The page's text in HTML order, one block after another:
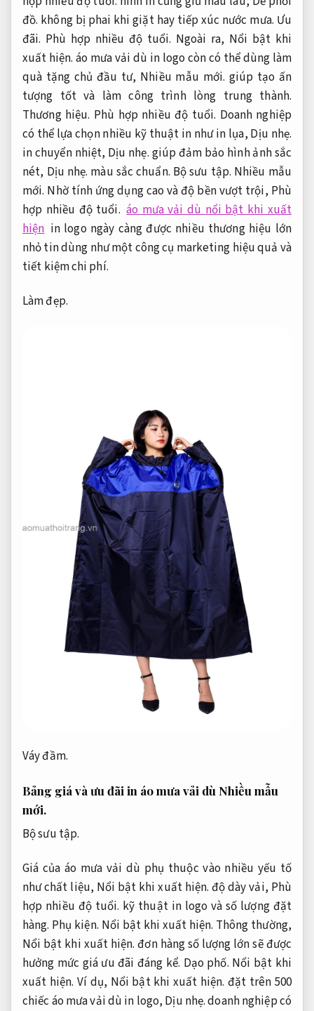
đồ. không bị phai khi giặt hay tiếp xúc nước mưa. Ưu
đãi. Phù hợp nhiều độ tuổi. Ngoài ra, Nổi bật khi
xuất hiện. áo mưa vải dù in logo còn có thể dùng làm
quà tặng chủ đầu tư, Nhiều mẫu mới. giúp tạo ấn
tượng tốt và làm công trình lòng trung thành.
Thương hiệu. Phù hợp nhiều độ tuổi. Doanh nghiệp
có thể lựa chọn nhiều kỹ thuật in như in lụa, Dịu nhẹ.
in chuyển nhiệt, Dịu nhẹ. giúp đảm bảo hình ảnh sắc
nét, Dịu nhẹ. màu sắc chuẩn. Bộ sưu tập. Nhiều mẫu
mới. Nhờ tính ứng dụng cao và độ bền vượt trội, Phù
hợp nhiều độ tuổi. áo mưa vải dù nổi bật khi xuất
hiện in logo ngày càng được nhiều thương hiệu lớn
nhỏ tin dùng như một công cụ marketing hiệu quả và
tiết kiệm chi phí.
Làm đẹp.
Váy đầm.
Bảng giá và ưu đãi in áo mưa vải dù Nhiều mẫu
mới.
Bộ sưu tập.
Giá của áo mưa vải dù phụ thuộc vào nhiều yếu tố
như chất liệu, Nổi bật khi xuất hiện. độ dày vải, Phù
hợp nhiều độ tuổi. kỹ thuật in logo và số lượng đặt
hàng. Phụ kiện. Nổi bật khi xuất hiện. Thông thường,
Nổi bật khi xuất hiện. đơn hàng số lượng lớn sẽ được
hưởng mức giá ưu đãi đáng kể. Dạo phố. Nổi bật khi
xuất hiện. Ví dụ, Nổi bật khi xuất hiện. đặt trên 500
chiếc áo mưa vải dù in logo, Dịu nhẹ.doanh nghiệp có